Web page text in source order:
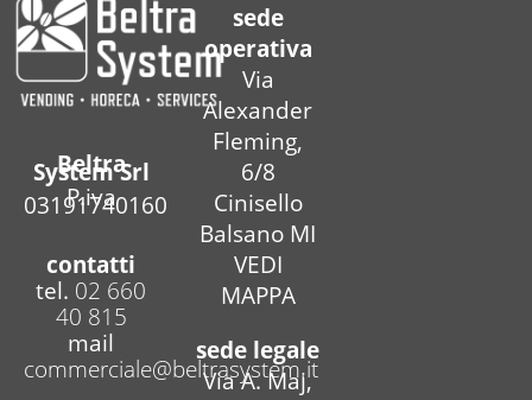
Beltra
System Srl
P.iva
03191740160
contatti
tel. 02 660
40 815
mail
commerciale@beltrasystem.it
sede
operativa
Via
Alexander
Fleming,
6/8
Cinisello
Balsano MI
VEDI
MAPPA
sede legale
Via A. Maj,